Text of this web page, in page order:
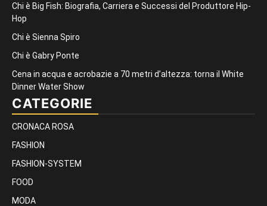
Chi è Big Fish: Biografia, Carriera e Successi del Produttore Hip-
Hop
Chi è Sienna Spiro
Chi è Gabry Ponte
Cena in acqua e acrobazie a 70 metri d’altezza: torna il White
Dinner Water Show
CATEGORIE
CRONACA ROSA
FASHION
FASHION-SYSTEM
FOOD
MODA